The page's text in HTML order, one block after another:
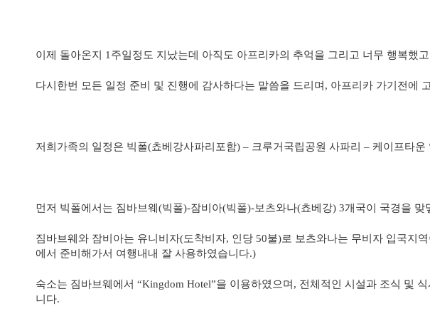
이제 돌아온지 1 주일정도 지났는데 아직도 아프리카의 추억을 그리고 너무 행복했
다시한번 모든 일정 준비 및 진행에 감사하다는 말씀을 드리며, 아프리카 가기전에
저희가족의 일정은 빅폴(쵸베강사파리포함) – 크루거국립공원 사파리 – 케이프타운
먼저 빅폴에서는 짐바브웨(빅폴)-잠비아(빅폴)-보츠와나(쵸베강) 3개국이 국경을 맞
짐바브웨와 잠비아는 유니비자(도착비자, 인당 50불)로 보츠와나는 무비자 입국지역
에서 준비해가서 여행내내 잘 사용하였습니다.)
숙소는 짐바브웨에서 “Kingdom Hotel”을 이용하였으며, 전체적인 시설과 조식 및
니다.